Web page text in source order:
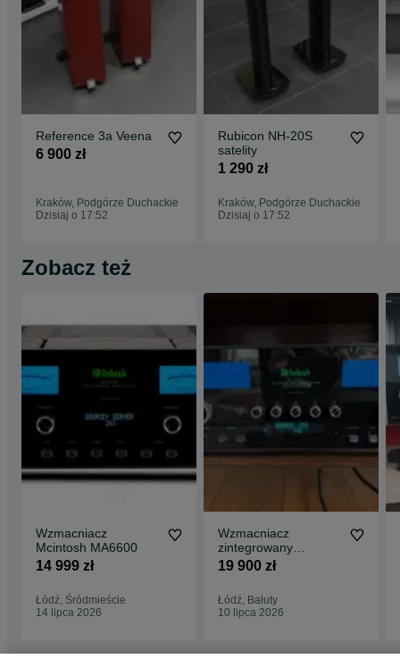
Reference 3a Veena
6 900 zł
Kraków, Podgórze Duchackie
Dzisiaj o 17:52
Rubicon NH-20S
satelity
1 290 zł
Kraków, Podgórze Duchackie
Dzisiaj o 17:52
Zobacz też
Wzmacniacz
Mcintosh MA6600
14 999 zł
Łódź, Śródmieście
14 lipca 2026
Wzmacniacz
zintegrowany
McIntosh Ma7900
19 900 zł
Łódź, Bałuty
10 lipca 2026